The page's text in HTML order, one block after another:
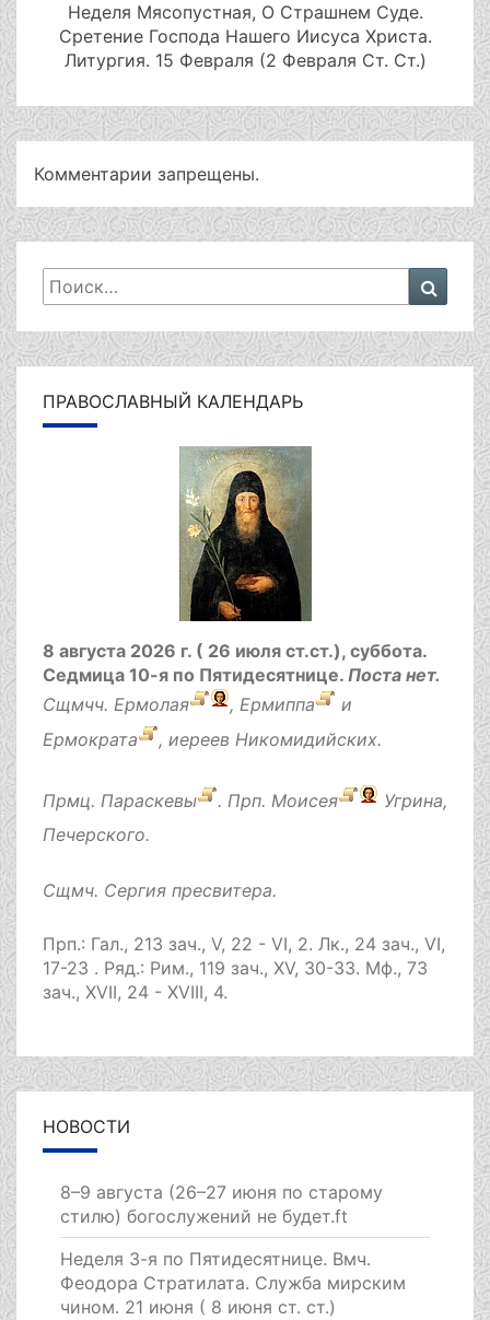
Неделя Мясопустная, О Страшнем Суде.
Сретение Господа Нашего Иисуса Христа.
Литургия. 15 Февраля (2 Февраля Ст. Ст.)
Комментарии запрещены.
Искать: Поиск
ПРАВОСЛАВНЫЙ КАЛЕНДАРЬ
8 августа 2026 г. ( 26 июля ст.ст.), суббота.
Седмица 10-я по Пятидесятнице. Поста нет.
Сщмчч. Ермолая , Ермиппа
и
Ермократа
, иереев Никомидийских.
Прмц. Параскевы . Прп. Моисея
Угрина,
Печерского.
Сщмч. Сергия пресвитера.
Прп.: Гал., 213 зач., V, 22 - VI, 2. Лк., 24 зач., VI,
17-23 . Ряд.: Рим., 119 зач., XV, 30-33. Мф., 73
зач., XVII, 24 - XVIII, 4.
НОВОСТИ
8–9 августа (26–27 июня по старому
стилю) богослужений не будет.ft
Неделя 3-я по Пятидесятнице. Вмч.
Феодора Стратилата. Служба мирским
чином. 21 июня ( 8 июня ст. ст.)